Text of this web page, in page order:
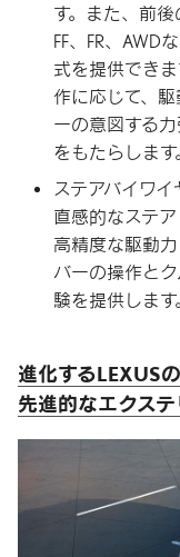
す。また、前後
FF、FR、AWD
式を提供でき
作に応じて、
ーの意図する
をもたらします
ステアバイワ
直感的なステア
高精度な駆動
バーの操作と
験を提供します
進化するLEXUSの
先進的なエクス